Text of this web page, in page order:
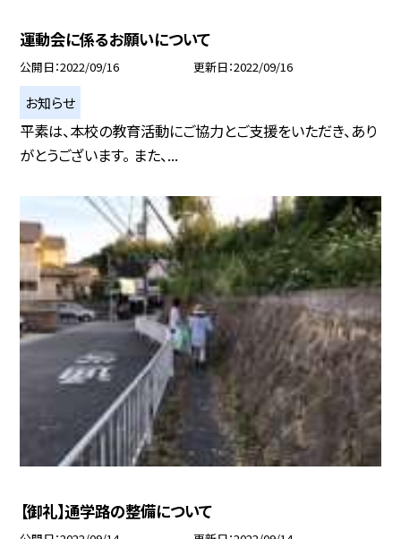
運動会に係るお願いについて
公開日 2022/09/16 更新日 2022/09/16
お知らせ
平素は、本校の教育活動にご協力とご支援をいただき、あり
がとうございます。 また、...
【御礼】通学路の整備について